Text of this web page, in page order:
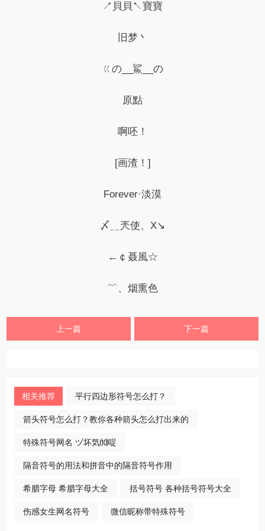
↗貝貝↖寶寶
旧梦丶
ㄍの__鯊__の
原點
啊呸！
[画渣！]
Forever·淡漠
〆﹎兲使、X↘
←￠聂風☆
﹌、烟熏色
上一篇 下一篇
相关推荐 平行四边形符号怎么打？
箭头符号怎么打？教你各种箭头怎么打出来的
特殊符号网名 ヅ坏気⑽哫
隔音符号的用法和拼音中的隔音符号作用
希腊字母 希腊字母大全 括号符号 各种括号符号大全
伤感女生网名符号 微信昵称带特殊符号